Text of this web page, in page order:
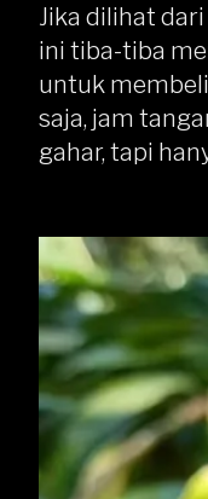
Jika dilihat
ini tiba-tiba
untuk
saja, jam
gahar, tapi